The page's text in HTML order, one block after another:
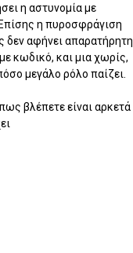
η αστυνομία με
η πυροσφράγιση
δεν αφήνει απαρατήρητη
κωδικό, και μια χωρίς,
μεγάλο ρόλο παίζει.
βλέπετε είναι αρκετά